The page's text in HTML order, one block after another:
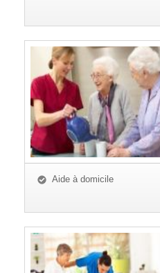
Aide à domicile